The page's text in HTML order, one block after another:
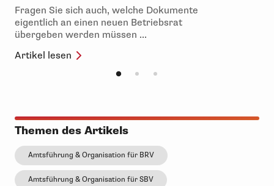
Fragen Sie sich auch, welche Dokumente
eigentlich an einen neuen Betriebsrat
übergeben werden müssen ...
Artikel lesen
Themen des Artikels
Amtsführung & Organisation für BRV
Amtsführung & Organisation für SBV